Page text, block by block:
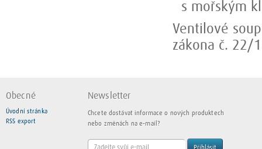
s mořským
Ventilové
zákona č. 22/
Obecné
Úvodní stránka
RSS export
Newsletter
Chcete dostávat informace o nových produktech
nebo změnách na e-mail?
Přihlásit